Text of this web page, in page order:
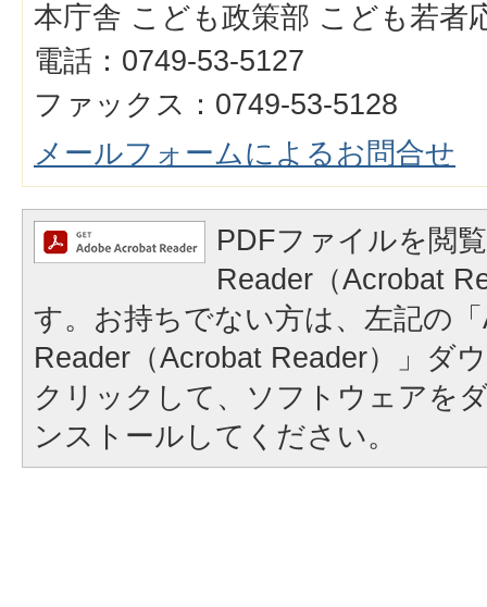
本庁舎 こども政策部 こども若者
電話：0749-53-5127
ファックス：0749-53-5128
メールフォームによるお問合せ
PDFファイルを閲
Reader（Acrobat
す。お持ちでない方は、左記の
Reader（Acrobat Reader）」ダ
クリックして、ソフトウェアを
ンストールしてください。